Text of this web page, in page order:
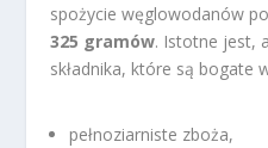
spożycie węglowodanów
325 gramów. Istotne jest,
składnika, które są bogate
pełnoziarniste zboża,